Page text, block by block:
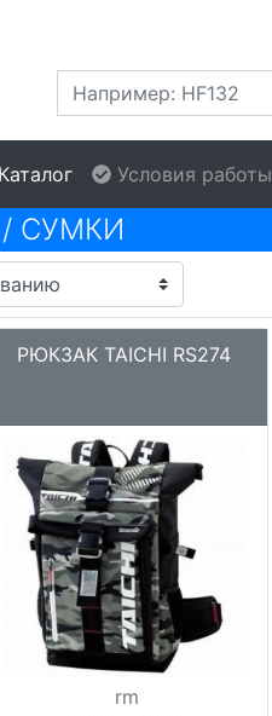
Каталог Условия работы
/ СУМКИ
РЮКЗАК TAICHI RS274
rm